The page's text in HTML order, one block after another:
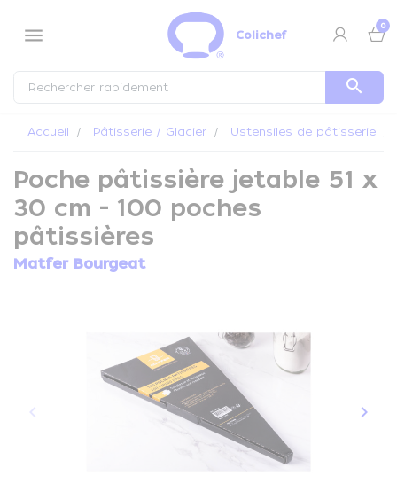
menu Colichef
0
search
Accueil Pâtisserie / Glacier Ustensiles de pâtisserie
Poche pâtissière jetable 51 x
30 cm - 100 poches
pâtissières
Matfer Bourgeat
Précédent
keyboard_arrow_left keyboard_arrow_right